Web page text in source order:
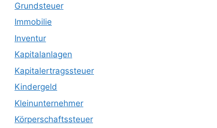
Grundsteuer
Immobilie
Inventur
Kapitalanlagen
Kapitalertragssteuer
Kindergeld
Kleinunternehmer
Körperschaftssteuer